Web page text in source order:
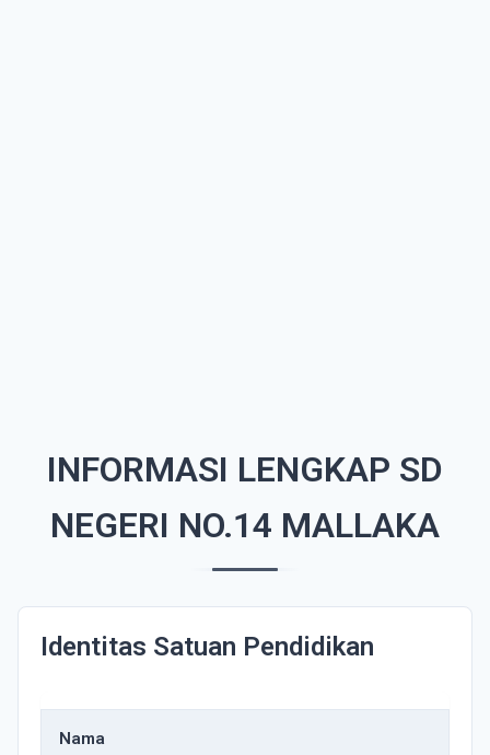
INFORMASI LENGKAP SD
NEGERI NO.14 MALLAKA
Identitas Satuan Pendidikan
Nama